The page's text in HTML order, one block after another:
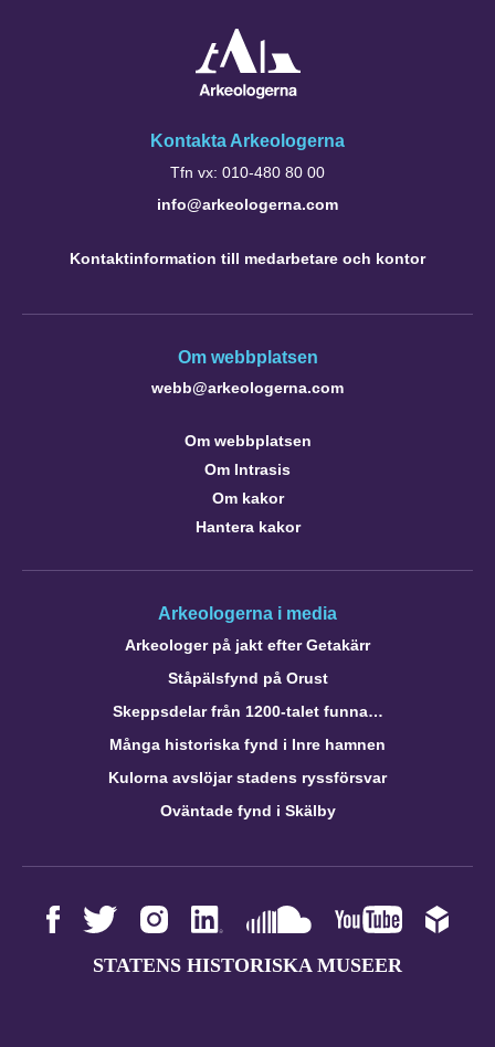
Kontakta Arkeologerna
Tfn vx: 010-480 80 00
info@arkeologerna.com
Kontaktinformation till medarbetare och kontor
Om webbplatsen
webb@arkeologerna.com
Om webbplatsen
Om Intrasis
Om kakor
Hantera kakor
Arkeologerna i media
Arkeologer på jakt efter Getakärr
Ståpälsfynd på Orust
Skeppsdelar från 1200-talet funna…
Många historiska fynd i Inre hamnen
Kulorna avslöjar stadens ryssförsvar
Oväntade fynd i Skälby
STATENS HISTORISKA MUSEER